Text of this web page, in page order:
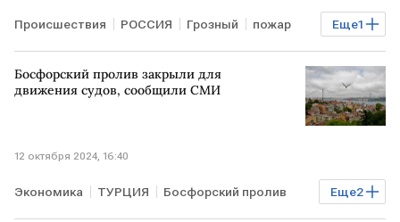
Еще1
Происшествия РОССИЯ Грозный пожар
взрыв на АЗС
Босфорский пролив закрыли для
движения судов, сообщили СМИ
12 октября 2024, 16:40
Еще2
Экономика ТУРЦИЯ Босфорский пролив